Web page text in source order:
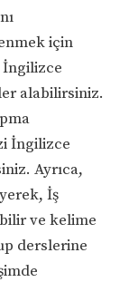
için
İngilizce
alabilirsiniz.
İngilizce
Ayrıca,
İş
ve kelime
derslerine